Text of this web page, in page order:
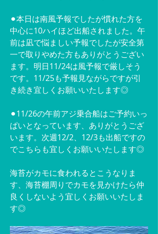
⚫︎本日は南風予報でしたが慣れた方を
中心に10ハイほど出船されました。午
前は凪で悩ましい予報でしたが安全第
一で取りやめた方もありがとうござい
ます。明日11/24は風予報で厳しそう
です。11/25も予報見ながらですが引
き続き宜しくお願いいたします◎
⚫︎11/26の午前アジ乗合船はご予約いっ
ぱいとなっています、ありがとうござ
います。次週12/2、12/3も出船ですの
でこちらも宜しくお願いいたします◎
海苔がカモに食われるとこうなりま
す、海苔棚周りでカモを見かけたら仲
良くしないよう宜しくお願いいたしま
す◎